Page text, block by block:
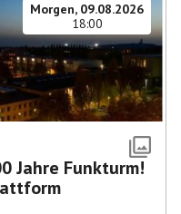
Morgen, 09.08.2026
18:00
Jahre Funkturm!